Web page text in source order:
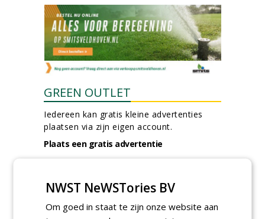
GREEN OUTLET
Iedereen kan gratis kleine advertenties
plaatsen via zijn eigen account.
Plaats een gratis advertentie
NWST NeWSTories BV
Om goed in staat te zijn onze website aan